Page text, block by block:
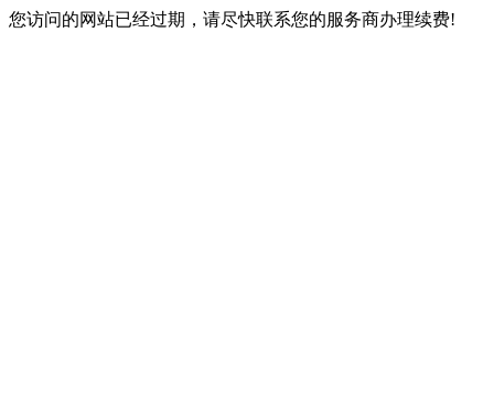
您访问的网站已经过期，请尽快联系您的服务商办理续费!